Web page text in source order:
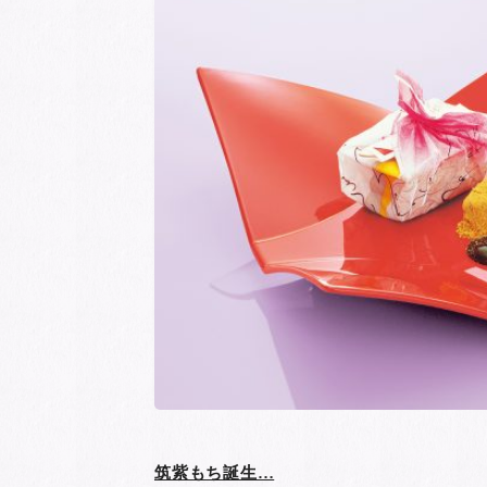
筑紫もち誕生…